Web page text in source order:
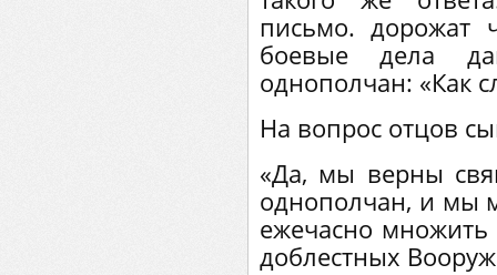
письмо. дорожат
боевые дела
однополчан: «Как
На вопрос отцов
«Да, мы верны
однополчан, и мы
ежечасно
доблестных